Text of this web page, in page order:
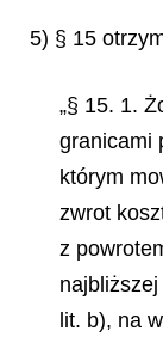
5) § 15
„§ 15. 1.
granicami
którym
zwrot
z
lit. b), na